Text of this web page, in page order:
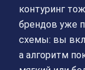
контуринг
брендов уже
схемы: вы
а алгоритм